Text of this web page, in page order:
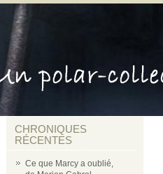
CHRONIQUES
RÉCENTES
Ce que Marcy a oublié,